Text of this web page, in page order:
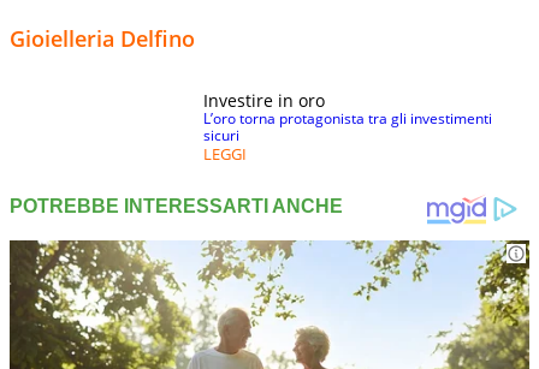
Gioielleria Delfino
Investire in oro
L’oro torna protagonista tra gli investimenti
sicuri
LEGGI